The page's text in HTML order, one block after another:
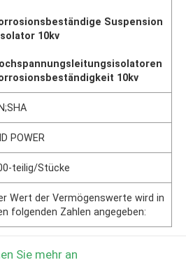
Suspension
10kv
10kv
POWER
teilig/Stücke
Wert der Vermögenswerte wird in
folgenden Zahlen angegeben:
Sie mehr an